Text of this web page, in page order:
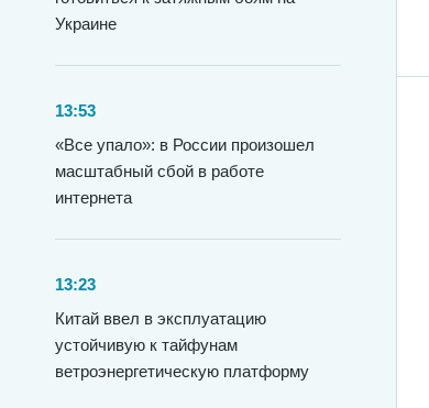
Украине
13:53
«Все упало»: в России произошел
масштабный сбой в работе
интернета
13:23
Китай ввел в эксплуатацию
устойчивую к тайфунам
ветроэнергетическую платформу